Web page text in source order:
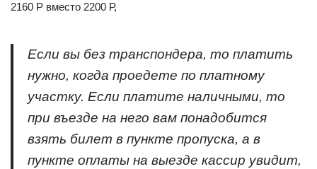
2160 Р вместо 2200 Р,
Если вы без транспондера, то платить
нужно, когда проедете по платному
участку. Если платите наличными, то
при въезде на него вам понадобится
взять билет в пункте пропуска, а в
пункте оплаты на выезде кассир увидит,